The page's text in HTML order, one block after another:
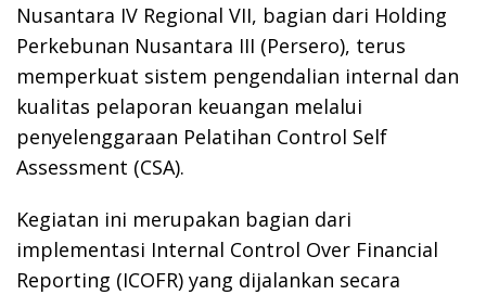
Nusantara IV Regional VII, bagian dari Holding
Perkebunan Nusantara III (Persero), terus
memperkuat sistem pengendalian internal dan
kualitas pelaporan keuangan melalui
penyelenggaraan Pelatihan Control Self
Assessment (CSA).
Kegiatan ini merupakan bagian dari
implementasi Internal Control Over Financial
Reporting (ICOFR) yang dijalankan secara